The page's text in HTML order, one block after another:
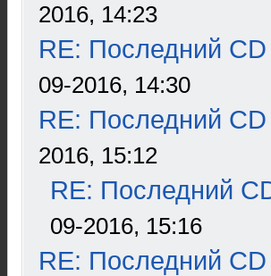
2016, 14:23
RE: Последний
09-2016, 14:30
RE: Последний
2016, 15:12
RE: Последний
09-2016, 15:16
RE: Последний